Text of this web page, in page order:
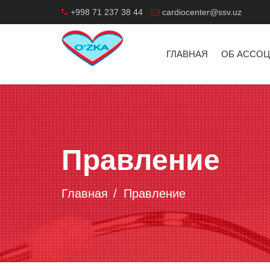
+998 71 237 38 44 cardiocenter@ssv.uz
ГЛАВНАЯ ОБ
Правление
Главная Правление